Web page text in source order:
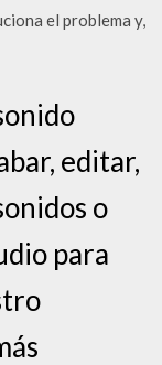
el problema y,
editar,
o
para